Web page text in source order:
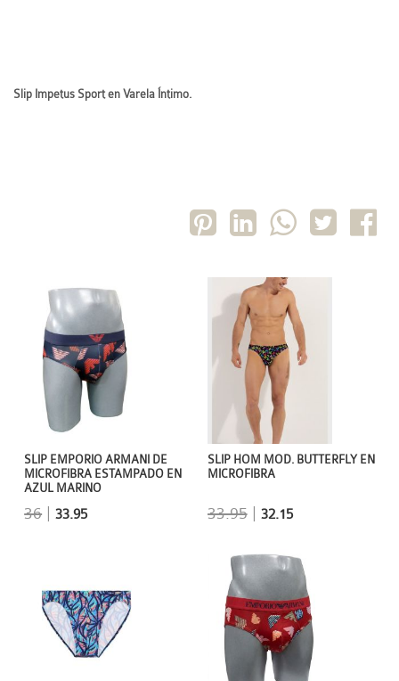
Slip Impetus Sport en Varela Íntimo.
SLIP HOM MOD. BUTTERFLY EN
MICROFIBRA
33.95| 32.15
SLIP EMPORIO ARMANI DE
MICROFIBRA ESTAMPADO EN
AZUL MARINO
36 |33.95